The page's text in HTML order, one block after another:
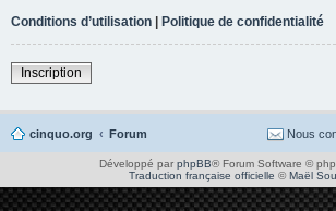
Conditions d’utilisation | Politique de confidentialité
Inscription
cinquo.org Forum Nous
Développé par phpBB® Forum Software ©
Traduction française officielle ©Maël